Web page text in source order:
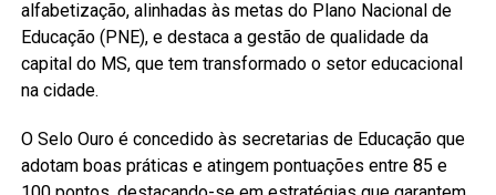
alfabetização, alinhadas às metas do Plano Nacional de
Educação (PNE), e destaca a gestão de qualidade da
capital do MS, que tem transformado o setor educacional
na cidade.
O Selo Ouro é concedido às secretarias de Educação que
adotam boas práticas e atingem pontuações entre 85 e